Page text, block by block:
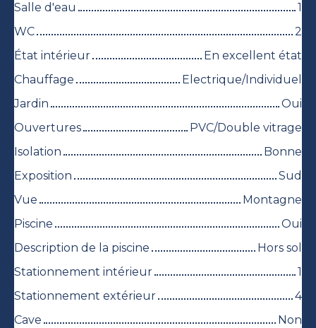
Salle d'eau
1
WC
2
État intérieur
En excellent état
Chauffage
Electrique/Individuel
Jardin
Oui
Ouvertures
PVC/Double vitrage
Isolation
Bonne
Exposition
Sud
Vue
Montagne
Piscine
Oui
Description de la piscine
Hors sol
Stationnement intérieur
1
Stationnement extérieur
4
Cave
Non